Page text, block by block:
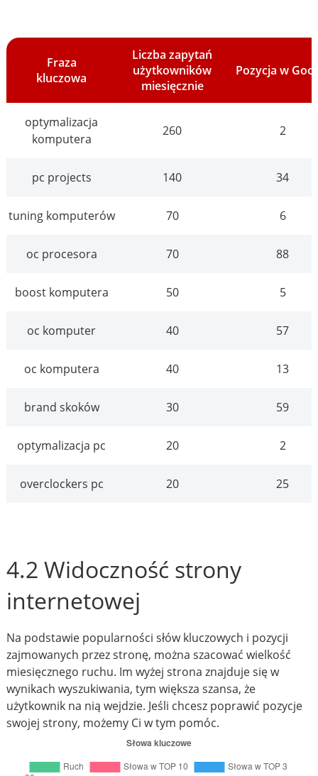
Fraza
kluczowa
Liczba zapytań
użytkowników
miesięcznie
Pozycja w
optymalizacja
komputera
260 2
pc projects 140 34
tuning komputerów 70 6
oc procesora 70 88
boost komputera 50 5
oc komputer 40 57
oc komputera 40 13
brand skoków 30 59
optymalizacja pc 20 2
overclockers pc 20 25
4.2 Widoczność strony
internetowej
Na podstawie popularności słów kluczowych i pozycji
zajmowanych przez stronę, można szacować wielkość
miesięcznego ruchu. Im wyżej strona znajduje się w
wynikach wyszukiwania, tym większa szansa, że
użytkownik na nią wejdzie. Jeśli chcesz poprawić pozycje
swojej strony, możemy Ci w tym pomóc.